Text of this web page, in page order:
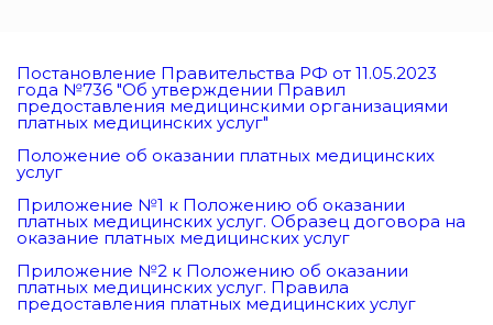
Постановление Правительства РФ от 11.05.2023
года №736 "Об утверждении Правил
предоставления медицинскими организациями
платных медицинских услуг"
Положение об оказании платных медицинских
услуг
Приложение №1 к Положению об оказании
платных медицинских услуг. Образец договора на
оказание платных медицинских услуг
Приложение №2 к Положению об оказании
платных медицинских услуг. Правила
предоставления платных медицинских услуг